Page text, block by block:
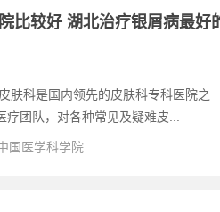
比较好 湖北治疗银屑病最好
肤科是国内领先的皮肤科专科医院之
团队，对各种常见及疑难皮...
国医学科学院